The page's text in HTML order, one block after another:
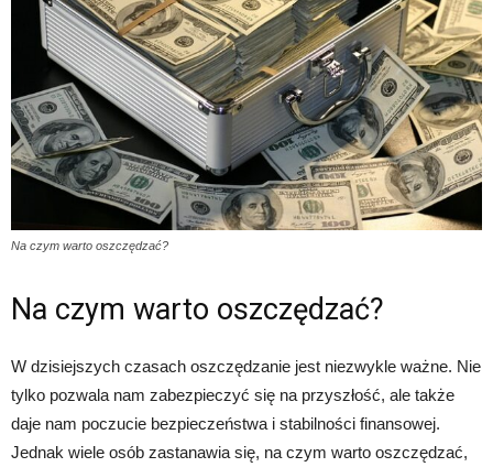
Na czym warto oszczędzać?
Na czym warto oszczędzać?
W dzisiejszych czasach oszczędzanie jest niezwykle ważne. Nie
tylko pozwala nam zabezpieczyć się na przyszłość, ale także
daje nam poczucie bezpieczeństwa i stabilności finansowej.
Jednak wiele osób zastanawia się, na czym warto oszczędzać,